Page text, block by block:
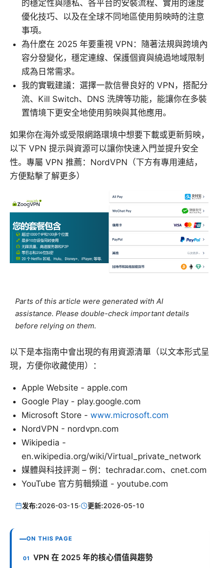
的穩定性與隱私、各平台的安裝流程、實用的速度
優化技巧、以及在全球不同地區使用剪映時的注意
事項。
為什麼在 2025 年要重視 VPN：隨著法規與跨境內
容分發變化，穩定連線、保護個資與繞過地域限制
成為日常需求。
我的實戰建議：選擇一款信譽良好的 VPN，搭配分
流、Kill Switch、DNS 洗牌等功能，能讓你在多裝
置情境下更安全地使用剪映與其他應用。
如果你在海外或受限網路環境中想要下載或更新剪映，
以下 VPN 提示與資源可以讓你快速入門並提升安全
性。專屬 VPN 推薦：NordVPN（下方有專用連結，
方便點擊了解更多）
Parts of this article were generated with AI
assistance. Please double-check important details
before relying on them.
以下是本指南中會出現的有用資源清單（以文本形式呈
現，方便你收藏使用）：
Apple Website - apple.com
Google Play - play.google.com
Microsoft Store - www.microsoft.com
NordVPN - nordvpn.com
Wikipedia -
en.wikipedia.org/wiki/Virtual_private_network
媒體與科技評測 – 例：techradar.com、cnet.com
YouTube 官方剪輯頻道 - youtube.com
发布:2026-03-15· 更新:2026-05-10
ON THIS PAGE
VPN 在 2025 年的核心價值與趨勢